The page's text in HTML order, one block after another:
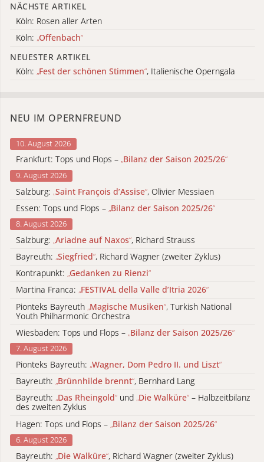
NÄCHSTE ARTIKEL
Köln: Rosen aller Arten
Köln: „Offenbach“
NEUESTER ARTIKEL
Köln: „Fest der schönen Stimmen“, Italienische Operngala
NEU IM OPERNFREUND
10. August 2026
Frankfurt: Tops und Flops – „Bilanz der Saison 2025/26“
9. August 2026
Salzburg: „Saint François d’Assise“, Olivier Messiaen
Essen: Tops und Flops – „Bilanz der Saison 2025/26“
8. August 2026
Salzburg: „Ariadne auf Naxos“, Richard Strauss
Bayreuth: „Siegfried“, Richard Wagner (zweiter Zyklus)
Kontrapunkt: „Gedanken zu Rienzi“
Martina Franca: „FESTIVAL della Valle d’Itria 2026“
Pionteks Bayreuth „Magische Musiken“, Turkish National
Youth Philharmonic Orchestra
Wiesbaden: Tops und Flops – „Bilanz der Saison 2025/26“
7. August 2026
Pionteks Bayreuth: „Wagner, Dom Pedro II. und Liszt“
Bayreuth: „Brünnhilde brennt“, Bernhard Lang
Bayreuth: „Das Rheingold“ und „Die Walküre“ – Halbzeitbilanz
des zweiten Zyklus
Hagen: Tops und Flops – „Bilanz der Saison 2025/26“
6. August 2026
Bayreuth: „Die Walküre“, Richard Wagner (zweiter Zyklus)